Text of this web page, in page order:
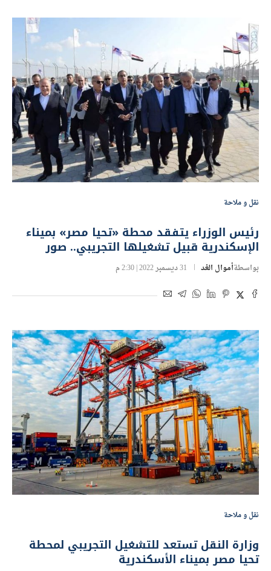
نقل و ملاحة
رئيس الوزراء يتفقد محطة «تحيا مصر» بميناء
الإسكندرية قبيل تشغيلها التجريبي.. صور
بواسطةأموال الغد 31 ديسمبر 2022 | 2:30 م
نقل و ملاحة
وزارة النقل تستعد للتشغيل التجريبي لمحطة
تحيا مصر بميناء الأسكندرية